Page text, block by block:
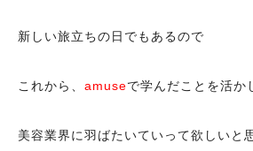
新しい旅立ちの日でもあるので
これから、 amuseで学んだことを活か
美容業界に羽ばたいていって欲しいと